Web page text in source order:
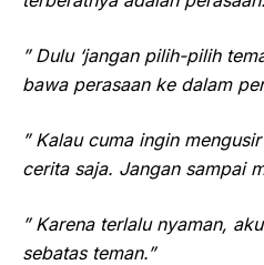
” Dulu ‘jangan pilih-pilih
bawa perasaan ke dalam
” Kalau cuma ingin
cerita saja. Jangan sampai
” Karena terlalu nyaman,
sebatas teman.”